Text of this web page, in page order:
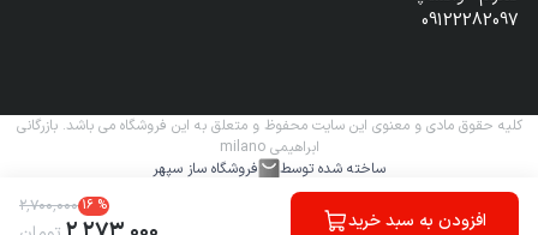
افزودن به سبد خرید
۲٬۷۰۰٬۰۰۰16 %
09122282097
کلیه حقوق مادی و معنوی این سایت محفوظ و متعلق به این فروشگاه می باشد. بازرگانی
ابراهیمی milano
ساخته شده توسط
فروشگاه ساز سپهر